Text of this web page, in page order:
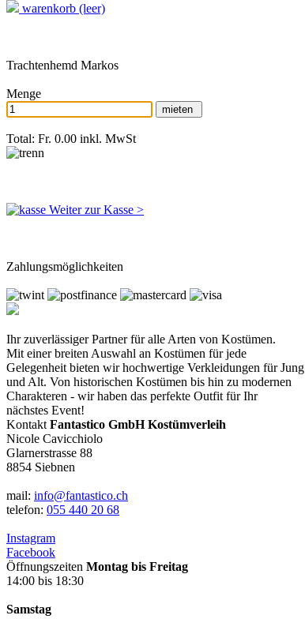
warenkorb (leer)
Trachtenhemd Markos
Menge
Total: Fr. 0.00 inkl. MwSt
Weiter zur Kasse >
Zahlungsmöglichkeiten
Ihr zuverlässiger Partner für alle Arten von Kostümen.
Mit einer breiten Auswahl an Kostümen für jede
Gelegenheit bieten wir hochwertige Verkleidungen für Jung
und Alt. Von historischen Kostümen bis hin zu modernen
Charakteren - wir haben das perfekte Outfit für Ihr
nächstes Event!
Kontakt Fantastico GmbH Kostümverleih
Nicole Cavicchiolo
Glarnerstrasse 88
8854 Siebnen
mail: info@fantastico.ch
telefon: 055 440 20 68
Instagram
Facebook
Öffnungszeiten Montag bis Freitag
14:00 bis 18:30
Samstag